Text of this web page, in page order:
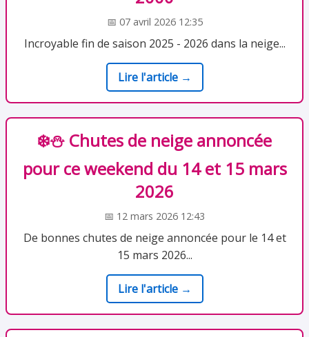
📅 07 avril 2026 12:35
Incroyable fin de saison 2025 - 2026 dans la neige...
Lire l'article →
❄️⛄ Chutes de neige annoncée
pour ce weekend du 14 et 15 mars
2026
📅 12 mars 2026 12:43
De bonnes chutes de neige annoncée pour le 14 et
15 mars 2026...
Lire l'article →